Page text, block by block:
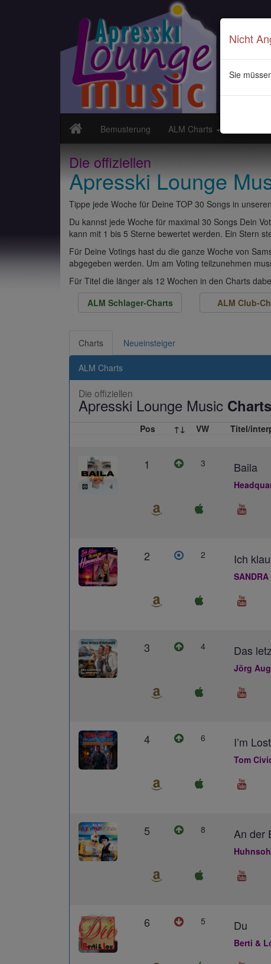
Bemusterung ALM Charts
Die offiziellen
Apresski Lounge
Tippe jede Woche für Deine TOP 30 Songs in
Du kannst jede Woche für maximal 30 Songs Dein
kann mit 1 bis 5 Sterne bewertet werden. Ein Stern
Für Deine Votings hast du die ganze Woche von
abgegeben werden. Um am Voting teilzunehmen
Für Titel die länger als 12 Wochen in den Charts
ALM Schlager-Charts
ALM Club-
Nicht
Sie
Charts Neueinsteiger
ALM Charts
Die offiziellen
Apresski Lounge Music Charts
Pos ↑↓ VW Titel/
1 3 Baila
2 2 Ich
3 4 Das
Jörg
4 6 I’m
Tom
5 8 An der
6 5 Du
Berti &